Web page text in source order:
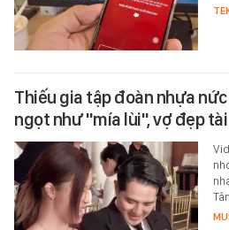
Thiếu gia tập đoàn nhựa
ngọt như "mía lùi", vợ đẹp